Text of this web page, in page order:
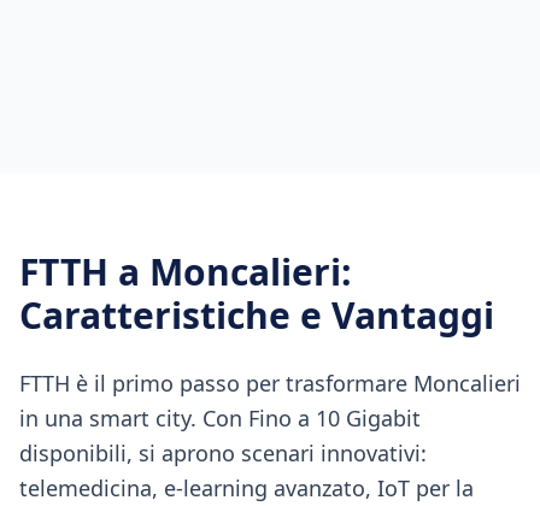
FTTH a Moncalieri:
Caratteristiche e Vantaggi
FTTH è il primo passo per trasformare Moncalieri
in una smart city. Con Fino a 10 Gigabit
disponibili, si aprono scenari innovativi:
telemedicina, e-learning avanzato, IoT per la